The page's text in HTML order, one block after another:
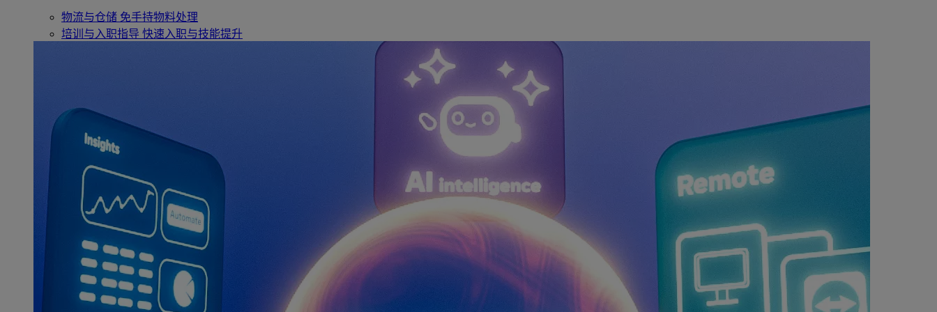
物流与仓储 免手持物料处理
培训与入职指导 快速入职与技能提升